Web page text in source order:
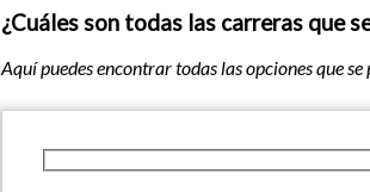
¿Cuáles son todas las carreras que
Aquí puedes encontrar todas las opciones que